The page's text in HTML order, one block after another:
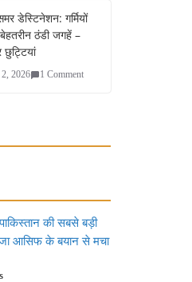
डेस्टिनेशन: गर्मियों
ठंडी जगहें –
2026 1 Comment
की सबसे बड़ी
आसिफ के बयान से मचा